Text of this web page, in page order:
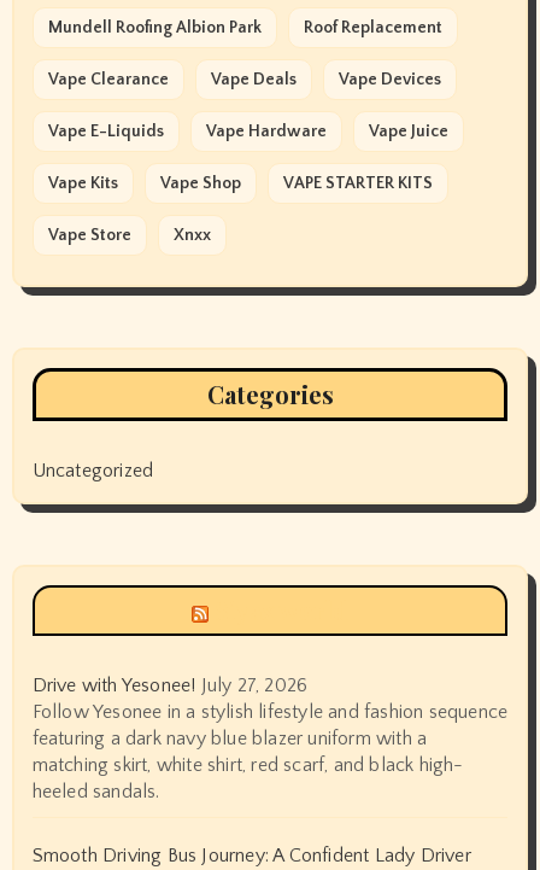
Mundell Roofing Albion Park Roof Replacement
Vape Clearance Vape Deals Vape Devices
Vape E-Liquids Vape Hardware Vape Juice
Vape Kits Vape Shop VAPE STARTER KITS
Vape Store Xnxx
Categories
Uncategorized
Drive with Yesonee!
July 27, 2026
Follow Yesonee in a stylish lifestyle and fashion sequence
featuring a dark navy blue blazer uniform with a
matching skirt, white shirt, red scarf, and black high-
heeled sandals.
Smooth Driving Bus Journey: A Confident Lady Driver